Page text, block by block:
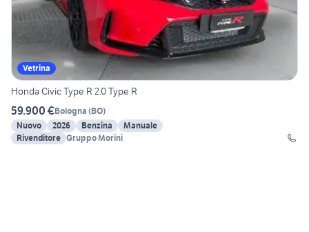
Vetrina
Honda Civic Type R 2.0 Type R
59.900 €Bologna (BO)
Nuovo
2026 Benzina
Manuale
Rivenditore Gruppo Morini